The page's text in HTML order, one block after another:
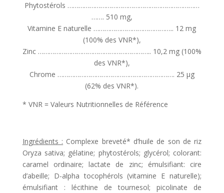
Phytostérols ………………………………………………………………
……. 510 mg,
Vitamine E naturelle …………………………………….. 12 mg
(100% des VNR*),
Zinc …………………………………………………….. 10,2 mg (100%
des VNR*),
Chrome ………………………………………………………. 25 μg
(62% des VNR*).
* VNR = Valeurs Nutritionnelles de Référence
Ingrédients : Complexe breveté* d’huile de son de riz
Oryza sativa; gélatine; phytostérols; glycérol; colorant:
caramel ordinaire; lactate de zinc; émulsifiant: cire
d’abeille; D-alpha tocophérols (vitamine E naturelle);
émulsifiant : lécithine de tournesol; picolinate de